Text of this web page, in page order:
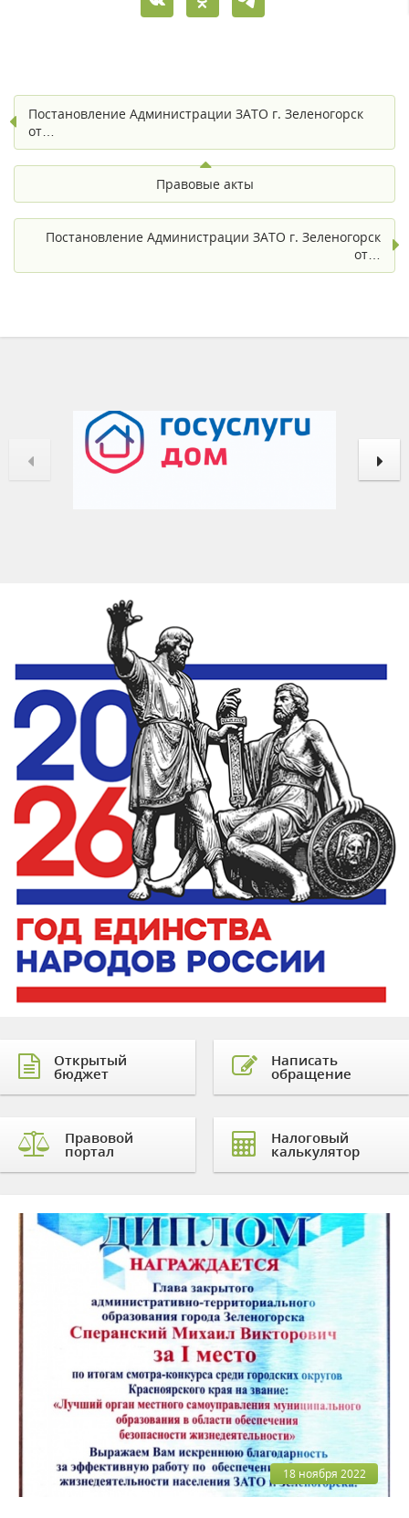
Постановление Администрации ЗАТО г. Зеленогорск
от…
Правовые акты
Постановление Администрации ЗАТО г. Зеленогорск
от…
Открытый
бюджет
Правовой
портал
Написать
обращение
Налоговый
калькулятор
18 ноября 2022